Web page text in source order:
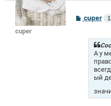
cuper
С
о
cuper
А у
ый